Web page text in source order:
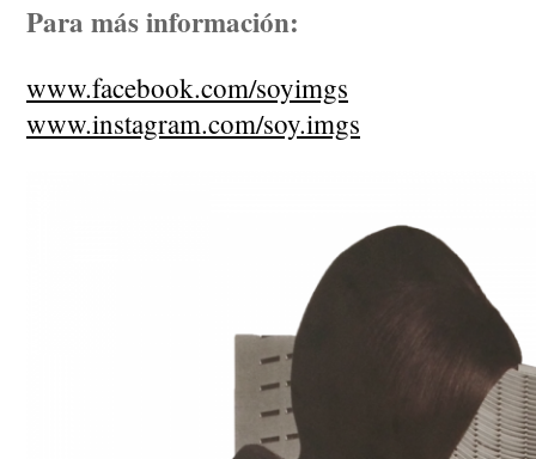
Para más información:
www.facebook.com/soyimgs
www.instagram.com/soy.imgs